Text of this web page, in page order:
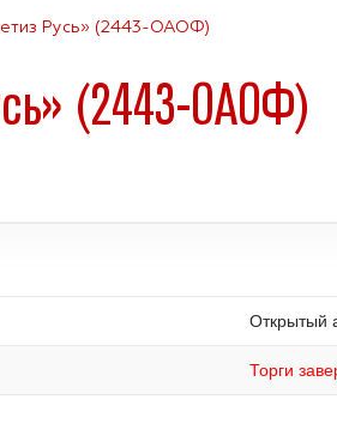
Русь» (2443-ОАОФ)
(2443-ОАОФ)
Открытый
Торги